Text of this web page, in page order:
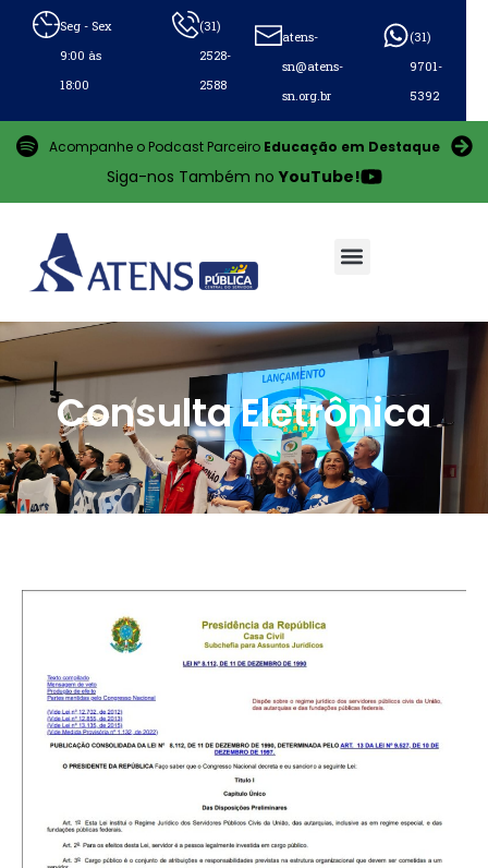
Seg - Sex
9:00 às
18:00
(31)
2528-
2588
atens-
sn@atens-
sn.org.br
(31)
9701-
5392
Acompanhe o Podcast Parceiro Educação em Destaque
Siga-nos Também noYouTube!
Consulta Eletrônica